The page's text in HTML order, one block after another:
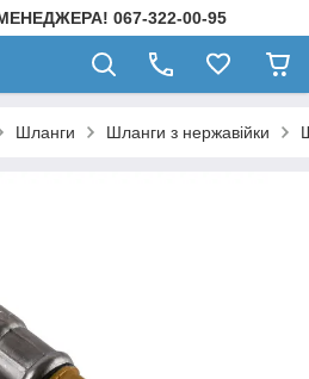
067-322-00-95
Шланги Шланги з нержавійки